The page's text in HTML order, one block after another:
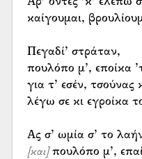
Αρ’ όντες ’κ’ ελέπω
καίγουμαι,
Πεγαδί’ στράταν,
πουλόπο μ’, εποίκα
για τ’ εσέν, τσούνας
λέγω σε κι εγροίκα
[και]πουλόπο μ’,